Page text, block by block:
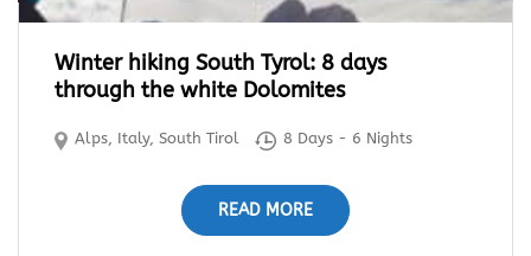
Winter hiking South Tyrol: 8 days
through the white Dolomites
Alps, Italy,South Tirol 8 Days - 6 Nights
READ MORE